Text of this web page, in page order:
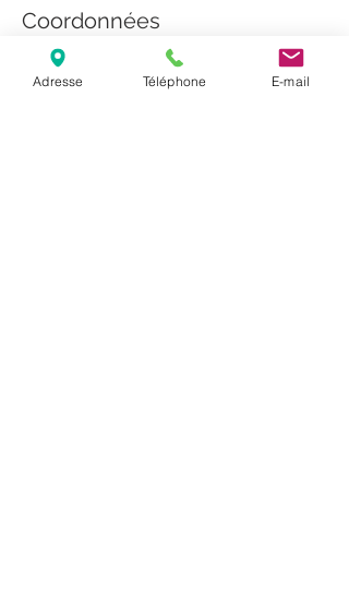
Coordonnées
42 Rue des Huit Patriotes, Paimpol, France
+0033 752344392
Adresse Téléphone E-mail